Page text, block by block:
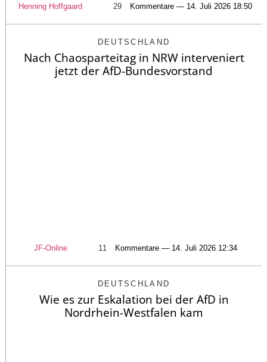
Henning Hoffgaard 29 Kommentare — 14. Juli 2026 18:50
DEUTSCHLAND
Nach Chaosparteitag in NRW interveniert
jetzt der AfD-Bundesvorstand
JF-Online 11 Kommentare — 14. Juli 2026 12:34
DEUTSCHLAND
Wie es zur Eskalation bei der AfD in
Nordrhein-Westfalen kam